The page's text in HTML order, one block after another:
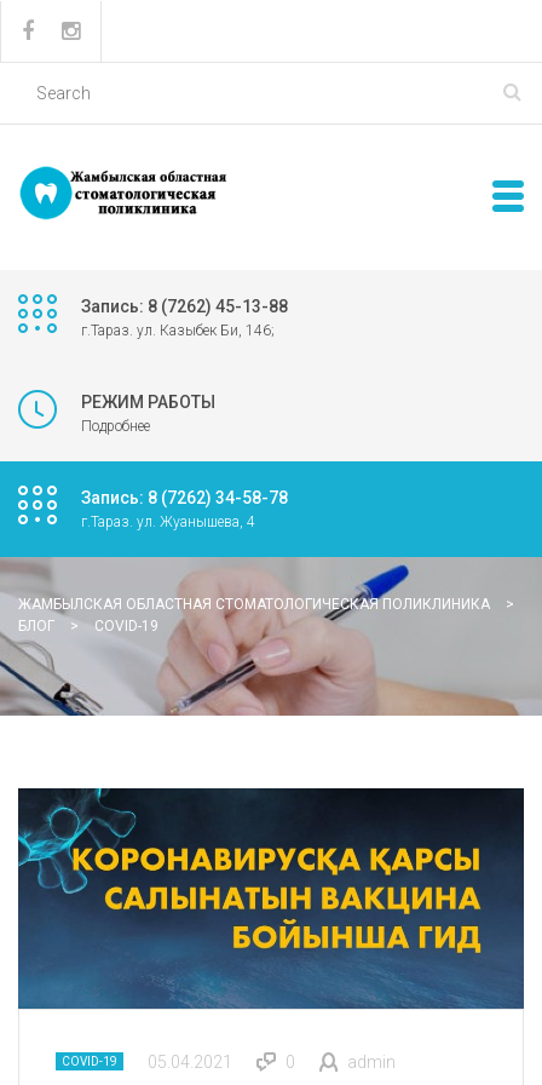
Запись: 8 (7262) 45-13-88
г.Тараз. ул. Казыбек Би, 146;
РЕЖИМ РАБОТЫ
Подробнее
Запись: 8 (7262) 34-58-78
г.Тараз. ул. Жуанышева, 4
ЖАМБЫЛСКАЯ ОБЛАСТНАЯ СТОМАТОЛОГИЧЕСКАЯ ПОЛИКЛИНИКА
>
БЛОГ
> COVID-19
COVID-19 05.04.2021 0 admin